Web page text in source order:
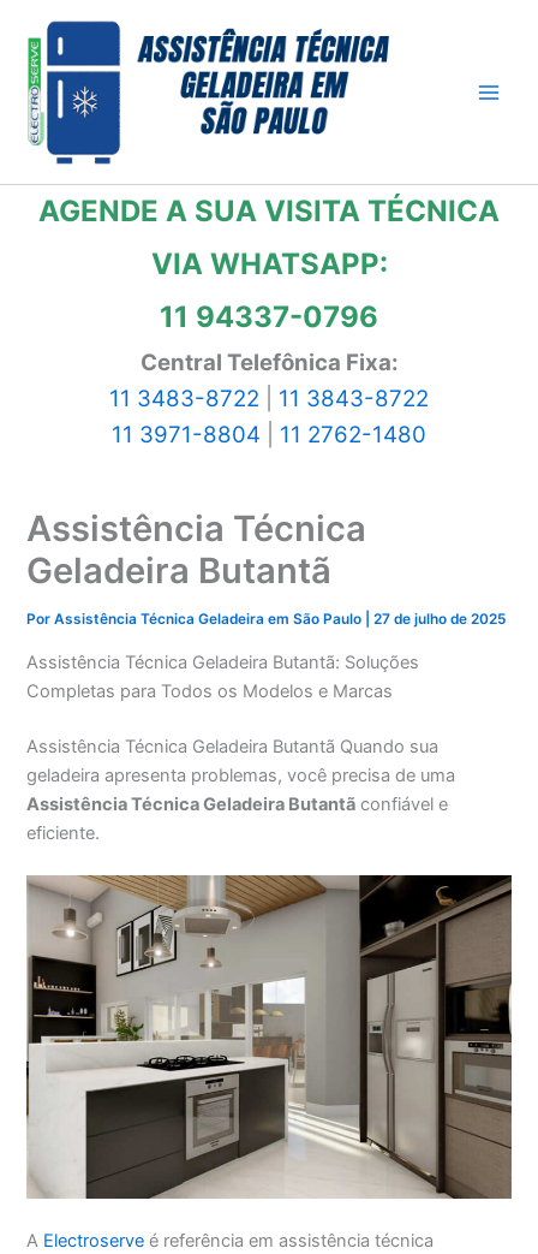
para
conteúdo
AGENDE A SUA VISITA TÉCNICA
VIA WHATSAPP:
11 94337-0796
Central Telefônica Fixa:
11 3483-8722
11 3843-8722
11 3971-8804
11 2762-1480
Assistência Técnica
Geladeira Butantã
PorAssistência Técnica Geladeira em São Paulo |27 de julho de 2025
Assistência Técnica Geladeira Butantã: Soluções
Completas para Todos os Modelos e Marcas
Assistência Técnica Geladeira Butantã Quando sua
geladeira apresenta problemas, você precisa de uma
Assistência Técnica Geladeira Butantã confiável e
eficiente.
A Electroserve é referência em assistência técnica